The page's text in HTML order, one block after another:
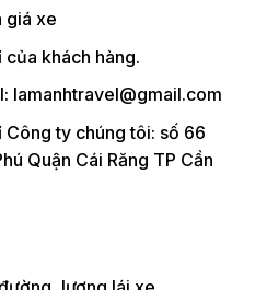
giá xe
khách hàng.
lamanhtravel@gmail.com
ty chúng tôi: số 66
Quận Cái Răng TP Cần